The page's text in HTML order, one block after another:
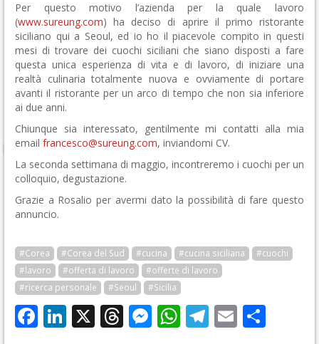
Per questo motivo l’azienda per la quale lavoro
(www.sureung.com) ha deciso di aprire il primo ristorante
siciliano qui a Seoul, ed io ho il piacevole compito in questi
mesi di trovare dei cuochi siciliani che siano disposti a fare
questa unica esperienza di vita e di lavoro, di iniziare una
realtà culinaria totalmente nuova e ovviamente di portare
avanti il ristorante per un arco di tempo che non sia inferiore
ai due anni.
Chiunque sia interessato, gentilmente mi contatti alla mia
email francesco@sureung.com, inviandomi CV.
La seconda settimana di maggio, incontreremo i cuochi per un
colloquio, degustazione.
Grazie a Rosalio per avermi dato la possibilità di fare questo
annuncio.
#Corea #Corea del Sud #cucina #cucina siciliana
#cuochi
#lavoro
#offerta di lavoro
#offerte di lavoro
#ricerca personale
#Seoul #Sicilia
Facebook
LinkedIn
X Threads
Messenger
WhatsApp
Telegram
Email